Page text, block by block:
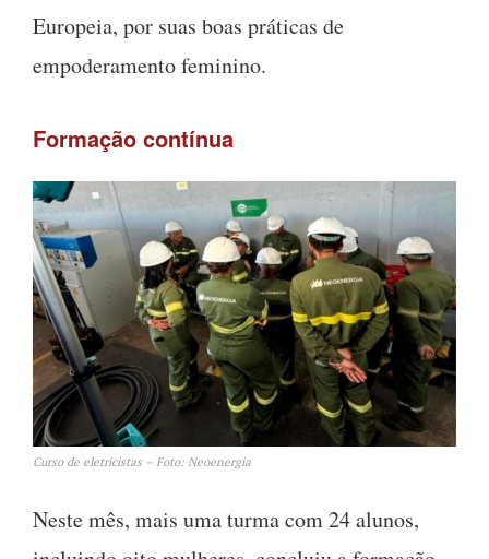
Europeia, por suas boas práticas de
empoderamento feminino.
Formação contínua
Curso de eletricistas – Foto: Neoenergia
Neste mês, mais uma turma com 24 alunos,